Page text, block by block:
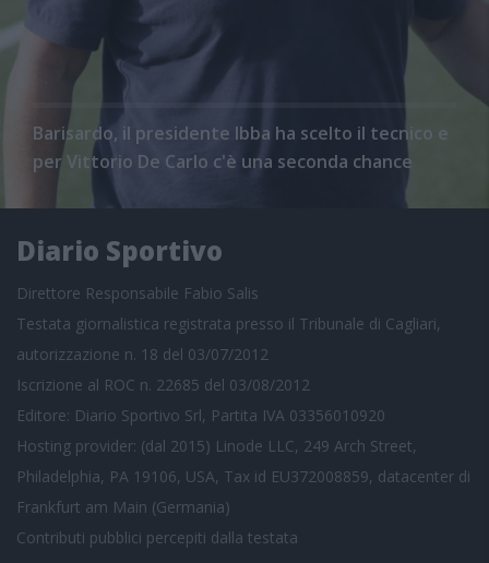
Barisardo, il presidente Ibba ha scelto il tecnico e
per Vittorio De Carlo c'è una seconda chance
Diario Sportivo
Direttore Responsabile Fabio Salis
Testata giornalistica registrata presso il Tribunale di Cagliari,
autorizzazione n. 18 del 03/07/2012
Iscrizione al ROC n. 22685 del 03/08/2012
Editore: Diario Sportivo Srl, Partita IVA 03356010920
Hosting provider: (dal 2015) Linode LLC, 249 Arch Street,
Philadelphia, PA 19106, USA, Tax id EU372008859, datacenter di
Frankfurt am Main (Germania)
Contributi pubblici percepiti dalla testata